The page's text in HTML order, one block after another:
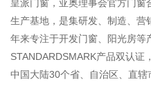
皇派门窗，亚奥理事会官方门
生产基地，是集研发、制造、营
年来专注于开发门窗、阳光房等
STANDARDSMARK产品双认证
中国大陆30个省、自治区、直辖